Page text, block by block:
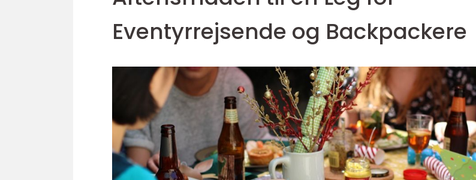
Eventyrrejsende og Backpackere